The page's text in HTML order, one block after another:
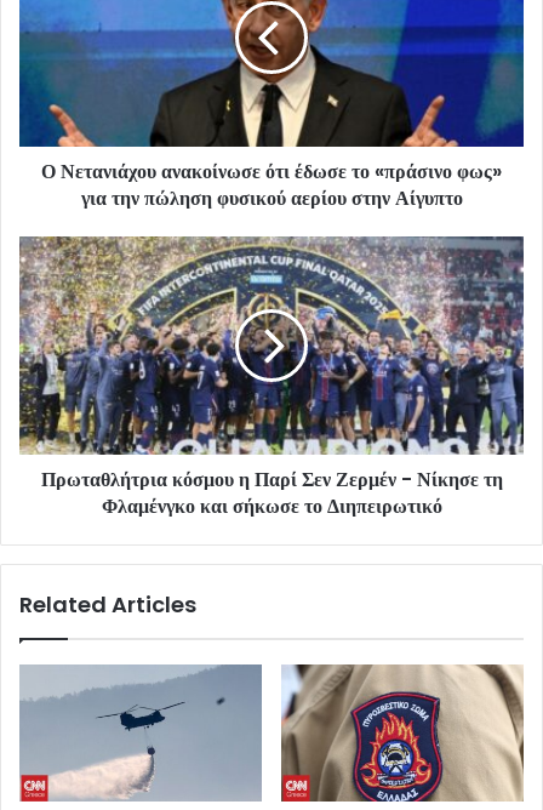
Ο Νετανιάχου ανακοίνωσε ότι έδωσε το «πράσινο φως»
για την πώληση φυσικού αερίου στην Αίγυπτο
Πρωταθλήτρια κόσμου η Παρί Σεν Ζερμέν - Νίκησε τη
Φλαμένγκο και σήκωσε το Διηπειρωτικό
Related Articles